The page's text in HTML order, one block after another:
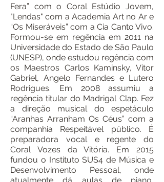
Fera” com o Coral Estúdio Jovem,
"Lendas" com a Academia Art no Ar e
“Os Miseráveis” com a Cia Canto Vivo.
Formou-se em regência em 2011 na
Universidade do Estado de São Paulo
(UNESP), onde estudou regência com
os Maestros Carlos Kaminsky, Vitor
Gabriel, Angelo Fernandes e Lutero
Rodrigues. Em 2008 assumiu a
regência titular do Madrigal Clap. Fez
a direção musical do espetáculo
“Aranhas Arranham Os Céus” com a
companhia Respeitável público. É
preparadora vocal e regente do
Coral Vozes da Vitória. Em 2015
fundou o Instituto SUS4 de Música e
Desenvolvimento Pessoal, onde